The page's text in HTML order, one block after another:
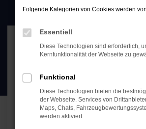
Folgende Kategorien von Cookies werden
Essentiell
Diese Technologien sind erforderlich,
Kernfunktionalität der Webseite zu
Funktional
Diese Technologien bieten die
der Webseite. Services von
Maps, Chats,
werden aktiviert.